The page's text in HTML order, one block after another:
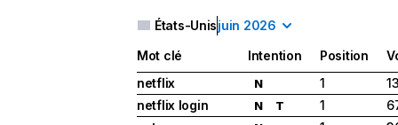
États-Unisjuin 2026
Mot clé Intention Position
netflix
N 1
netflix login
N T 1